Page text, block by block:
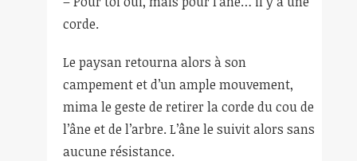
corde.
Le paysan retourna alors à son
campement et d’un ample mouvement,
mima le geste de retirer la corde du cou de
l’âne et de l’arbre. L’âne le suivit alors sans
aucune résistance.